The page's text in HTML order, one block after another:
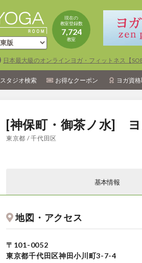
現在の
教室登録数
7,724
教室
日本最大級のオンラインヨガ・フィットネス【
スタジオ検索 お得なクーポン ヨガ資
[神保町・御茶ノ水]
東京都 / 千代田区
基本情報
地図・アクセス
〒101-0052
東京都千代田区神田小川町3-7-4